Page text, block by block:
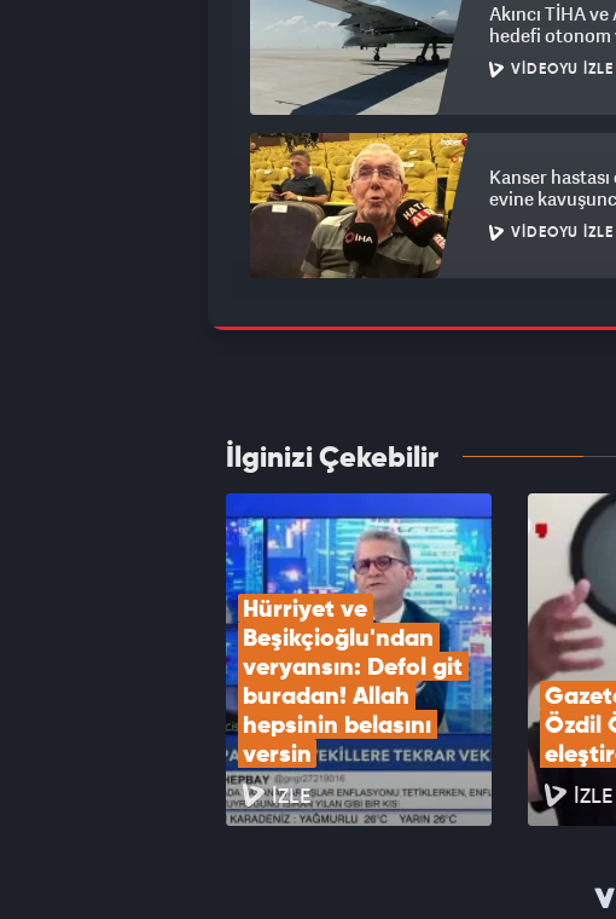
Akıncı TİHA
hedefi otonom
VIDEOYU İZLE
Kanser
evine
VIDEOYU İZLE
Dışişleri
Turizm Özel
İlginizi Çekebilir
Hürriyet ve
Beşikçioğlu'ndan
veryansın: Defol git
buradan! Allah
hepsinin belasını
versin
İZLE
Özdil
İZLE